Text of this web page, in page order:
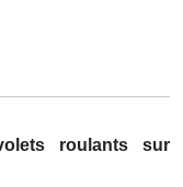
roulants sur